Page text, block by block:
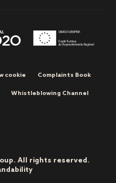
cookie Complaints Book
Whistleblowing Channel
All rights reserved.